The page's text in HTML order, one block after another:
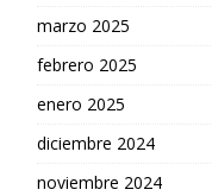
marzo 2025
febrero 2025
enero 2025
diciembre 2024
noviembre 2024